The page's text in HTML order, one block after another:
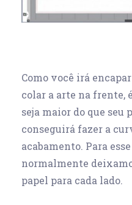
Como você irá
colar a arte na frente,
seja maior do que seu
conseguirá fazer a
acabamento. Para
normalmente
papel para cada lado.